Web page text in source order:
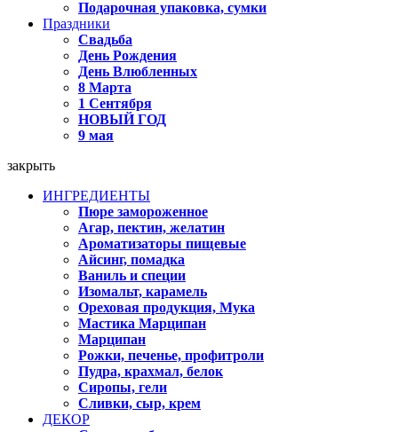
Подарочная упаковка, сумки
Праздники
Свадьба
День Рождения
День Влюбленных
8 Марта
1 Сентября
НОВЫЙ ГОД
9 мая
закрыть
ИНГРЕДИЕНТЫ
Пюре замороженное
Агар, пектин, желатин
Ароматизаторы пищевые
Айсинг, помадка
Ваниль и специи
Изомальт, карамель
Ореховая продукция, Мука
Мастика Марципан
Марципан
Рожки, печенье, профитроли
Пудра, крахмал, белок
Сиропы, гели
Сливки, сыр, крем
ДЕКОР